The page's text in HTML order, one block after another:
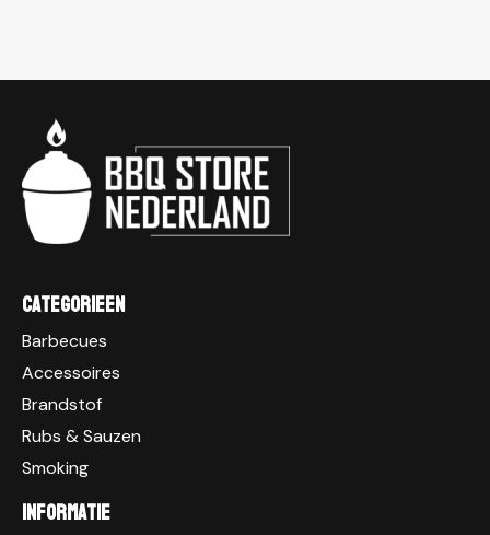
Categorieen
Barbecues
Accessoires
Brandstof
Rubs & Sauzen
Smoking
Informatie